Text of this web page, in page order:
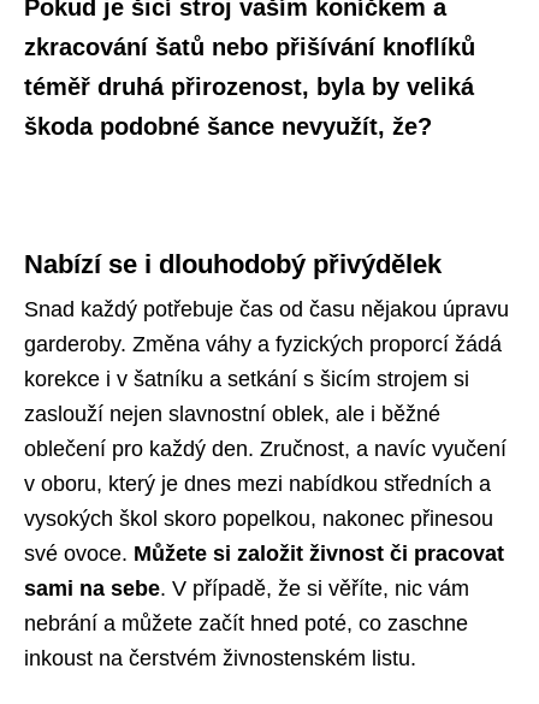
Pokud je šicí stroj vaším koníčkem a
zkracování šatů nebo přišívání knoflíků
téměř druhá přirozenost, byla by veliká
škoda podobné šance nevyužít, že?
Nabízí se i dlouhodobý přivýdělek
Snad každý potřebuje čas od času nějakou úpravu
garderoby. Změna váhy a fyzických proporcí žádá
korekce i v šatníku a setkání s šicím strojem si
zaslouží nejen slavnostní oblek, ale i běžné
oblečení pro každý den. Zručnost, a navíc vyučení
v oboru, který je dnes mezi nabídkou středních a
vysokých škol skoro popelkou, nakonec přinesou
své ovoce. Můžete si založit živnost či pracovat
sami na sebe. V případě, že si věříte, nic vám
nebrání a můžete začít hned poté, co zaschne
inkoust na čerstvém živnostenském listu.